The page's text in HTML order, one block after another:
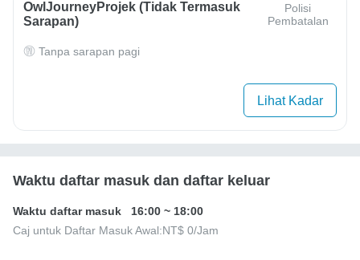
OwlJourneyProjek (Tidak Termasuk
Sarapan)
Polisi
Pembatalan
Tanpa sarapan pagi
Lihat Kadar
Waktu daftar masuk dan daftar keluar
Waktu daftar masuk 16:00 ~ 18:00
Caj untuk Daftar Masuk Awal:NT$ 0/Jam